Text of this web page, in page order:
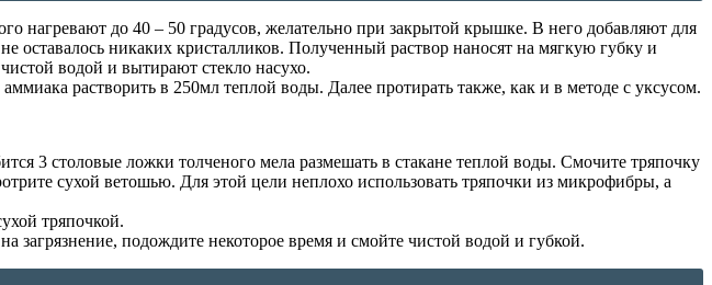
нагревают до 40 – 50 градусов, желательно при закрытой крышке. В него добавляют для
никаких кристалликов. Полученный раствор наносят на мягкую губку и
водой и вытирают стекло насухо.
растворить в 250мл теплой воды. Далее протирать также, как и в методе с уксусом.
3 столовые ложки толченого мела размешать в стакане теплой воды. Смочите тряпочку
сухой ветошью. Для этой цели неплохо использовать тряпочки из микрофибры, а
тряпочкой.
загрязнение, подождите некоторое время и смойте чистой водой и губкой.